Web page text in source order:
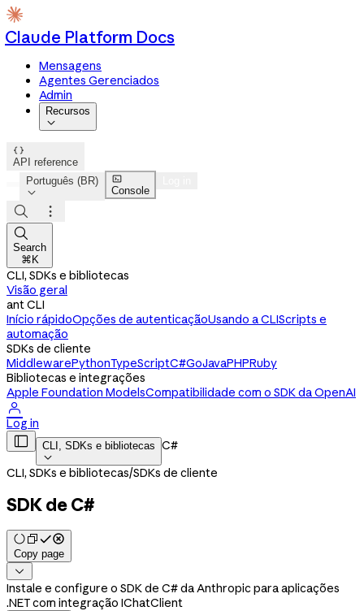
Claude Platform Docs
Mensagens
Agentes Gerenciados
Admin
Recursos


API reference
Português (BR)


Console



Search
⌘K
CLI, SDKs e bibliotecas
Visão geral
ant CLI
Início rápidoOpções de autenticaçãoUsando a CLIScripts e
automação
SDKs de cliente
MiddlewarePythonTypeScriptC#GoJavaPHPRuby
Bibliotecas e integrações
Apple Foundation ModelsCompatibilidade com o SDK da OpenAI

Log in
 CLI, SDKs e bibliotecas

C#
CLI, SDKs e bibliotecas/SDKs de cliente
SDK de C#
Copy page

Instale e configure o SDK de C# da Anthropic para aplicações
.NET com integração IChatClient